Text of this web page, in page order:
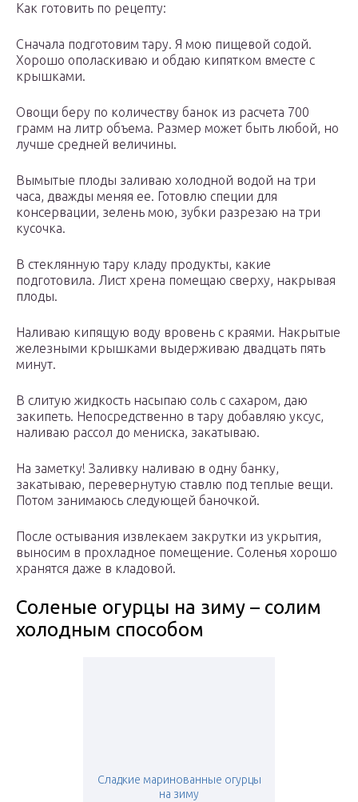
Как готовить по рецепту:
Сначала подготовим тару. Я мою пищевой содой.
Хорошо ополаскиваю и обдаю кипятком вместе с
крышками.
Овощи беру по количеству банок из расчета 700
грамм на литр объема. Размер может быть любой, но
лучше средней величины.
Вымытые плоды заливаю холодной водой на три
часа, дважды меняя ее. Готовлю специи для
консервации, зелень мою, зубки разрезаю на три
кусочка.
В стеклянную тару кладу продукты, какие
подготовила. Лист хрена помещаю сверху, накрывая
плоды.
Наливаю кипящую воду вровень с краями. Накрытые
железными крышками выдерживаю двадцать пять
минут.
В слитую жидкость насыпаю соль с сахаром, даю
закипеть. Непосредственно в тару добавляю уксус,
наливаю рассол до мениска, закатываю.
На заметку! Заливку наливаю в одну банку,
закатываю, перевернутую ставлю под теплые вещи.
Потом занимаюсь следующей баночкой.
После остывания извлекаем закрутки из укрытия,
выносим в прохладное помещение. Соленья хорошо
хранятся даже в кладовой.
Соленые огурцы на зиму – солим
холодным способом
Сладкие маринованные огурцы
на зиму